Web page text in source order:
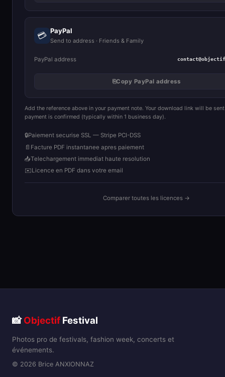
💳 PayPal
Send to address · Friends & Family
PayPal address
⎘Copy PayPal address
Add the reference above in your payment note. Your download link will be
payment is confirmed (typically within 1 business day).
🔒Paiement securise SSL — Stripe PCI-DSS
📄 Facture PDF instantanee apres paiement
📥Telechargement immediat haute resolution
✉️Licence en PDF dans votre email
Comparer toutes les licences →
📸Objectif Festival
Photos pro de festivals, fashion week, concerts et
événements.
© 2026 Brice ANXIONNAZ